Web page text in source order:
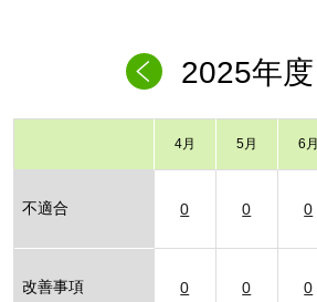
2025年度
4月 5月 6月
不適合 0 0 0
改善事項 0 0 0